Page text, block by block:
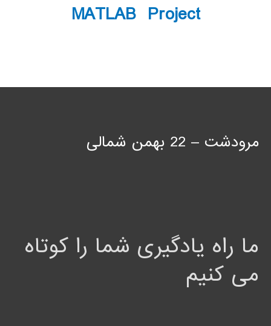
MATLAB Project
مرودشت – 22 بهمن شمالی
ما راه یادگیری شما را کوتاه
می کنیم